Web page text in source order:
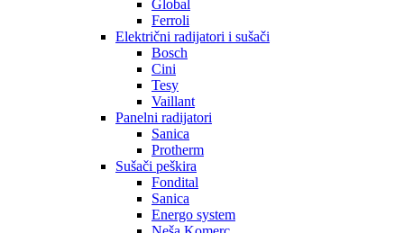
Global
Ferroli
Električni radijatori i sušači
Bosch
Cini
Tesy
Vaillant
Panelni radijatori
Sanica
Protherm
Sušači peškira
Fondital
Sanica
Energo system